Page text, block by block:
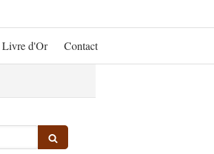
Livre d'Or Contact